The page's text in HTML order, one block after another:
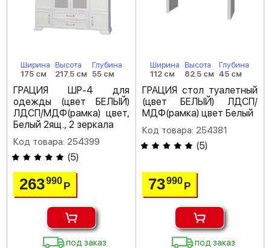
Ширина
175 см
Высота
217.5 см
Глубина
55 см
ГРАЦИЯ ШР-4 для
одежды (цвет БЕЛЫЙ)
ЛДСП/МДФ(рамка) цвет,
Белый 2ящ., 2 зеркала
Код товара: 254399
(5)
263990Р
под заказ
Ширина
112 см
Высота
82.5 см
Глубина
45 см
ГРАЦИЯ стол туалетный
(цвет БЕЛЫЙ) ЛДСП/
МДФ(рамка) цвет Белый
Код товара: 254381
(5)
73990 Р
под заказ